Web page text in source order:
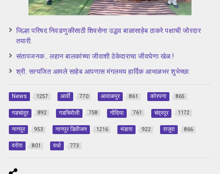
जिल्हा परिषद निवडणुकीसाठी शिवसेना उद्धव बाळासाहेब ठाकरे पक्षाची जोरदार
तयारी.
संतापजनक.. लहान बालकांच्या जीवाशी ठेकेदाराचा जीवघेणा खेळ.!
श्री. सत्यजित आमले साहेब आपणास मंगलमय हार्दिक आभाळभर शुभेच्छा
News 1257 आर्वी 770 आवाळपुर 861 कोरपना 865
गडचांदुर 892 गडचिरोली 758 गोंदिया 761 चंद्रपूर 1172
नागपुर 953 नागपुर डिवीजन 1216 भंडारा 922 राजुरा 866
वरोरा 801 वर्धा 773